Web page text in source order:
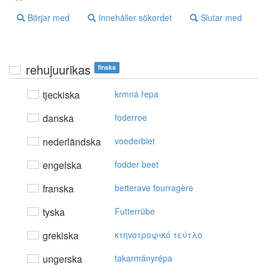
Börjar med Innehåller sökordet Slutar med
rehujuurikas finska
tjeckiska krmná řepa
danska foderroe
nederländska voederbiet
engelska fodder beet
franska betterave fourragère
tyska Futterrübe
grekiska κτηvoτρoφικό τεύτλo
ungerska takarmányrépa